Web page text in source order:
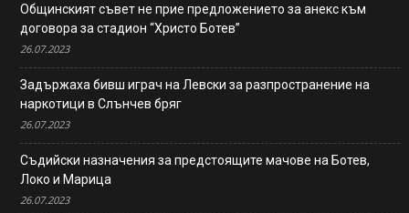
Общинският съвет не прие предложението за анекс към
договора за стадион “Христо Ботев”
26.07.2023
Задържаха бивш играч на Левски за разпространение на
наркотици в Слънчев бряг
26.07.2023
Съдийски назначения за предстоящите мачове на Ботев,
Локо и Марица
26.07.2023